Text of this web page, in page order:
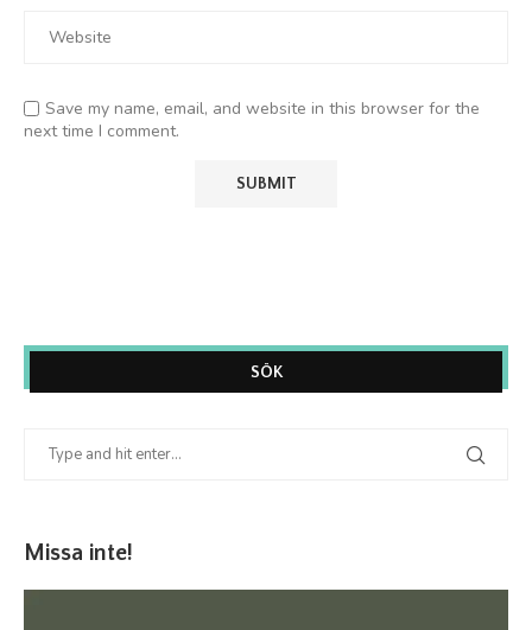
Save my name, email, and website in this browser for the
next time I comment.
SÖK
Missa inte!